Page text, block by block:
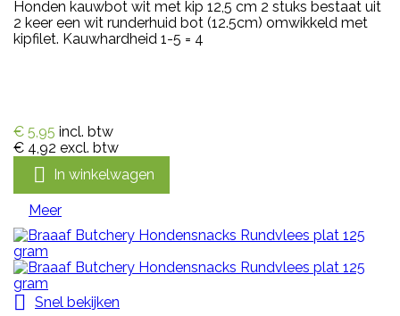
Honden kauwbot wit met kip 12,5 cm 2 stuks bestaat uit
2 keer een wit runderhuid bot (12.5cm) omwikkeld met
kipfilet. Kauwhardheid 1-5 = 4
€ 5,95 incl. btw
€ 4,92 excl. btw
 In winkelwagen
Meer

Snel bekijken